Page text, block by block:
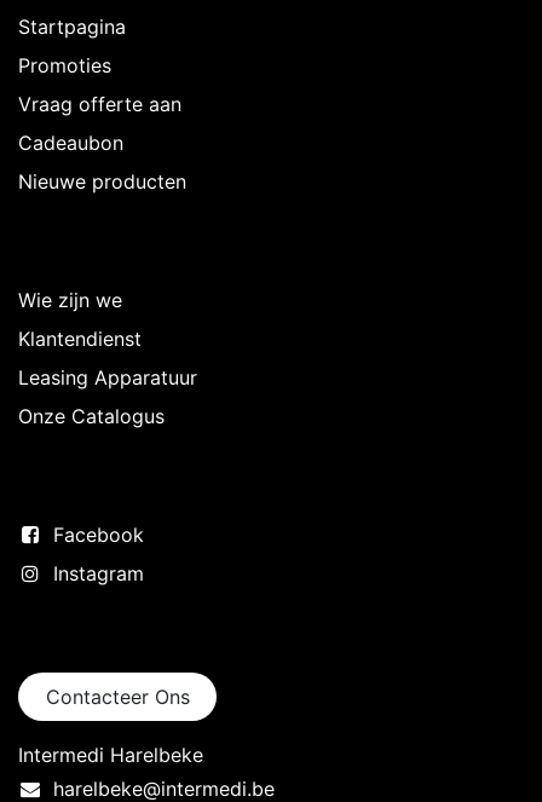
Startpagina
Promoties
Vraag offerte aan
Cadeaubon
Nieuwe producten
Wie zijn we
Klantendienst
Leasing Apparatuur
Onze Catalogus
Facebook
Instagram
Contacteer Ons
Intermedi Harelbeke
harelbeke@intermedi.be